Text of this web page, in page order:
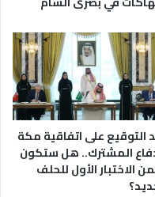
التوقيع على اتفاقية مكة
المشترك.. هل ستكون
الاختبار الأول للحلف